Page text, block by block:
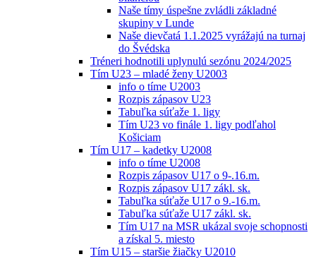
Naše tímy úspešne zvládli základné
skupiny v Lunde
Naše dievčatá 1.1.2025 vyrážajú na turnaj
do Švédska
Tréneri hodnotili uplynulú sezónu 2024/2025
Tím U23 – mladé ženy U2003
info o tíme U2003
Rozpis zápasov U23
Tabuľka súťaže 1. ligy
Tím U23 vo finále 1. ligy podľahol
Košiciam
Tím U17 – kadetky U2008
info o tíme U2008
Rozpis zápasov U17 o 9-.16.m.
Rozpis zápasov U17 zákl. sk.
Tabuľka súťaže U17 o 9.-16.m.
Tabuľka súťaže U17 zákl. sk.
Tím U17 na MSR ukázal svoje schopnosti
a získal 5. miesto
Tím U15 – staršie žiačky U2010